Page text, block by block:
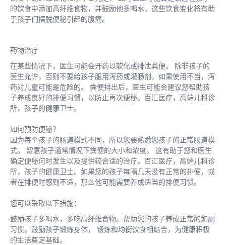
的饮食中添加高纤维食物，并鼓励他多喝水，这些饮食变化将有助
于孩子们摆脱便秘引起的腹痛。
药物治疗
在某些情况下，医生可能会开药以软化或排泄粪便。 除非孩子的
医生允许，否则不要给孩子服用泻药或灌肠剂，如果使用不当，泻
药对儿童可能是危险的。 粪便排出后，医生可能会建议您帮助孩
子养成良好的排便习惯，以防止再次便秘。百汇医疗，高端儿科诊
所，孩子的健康卫士。
如何预防便秘？
因为每个孩子的肠道模式不同，所以您要熟悉您孩子的正常肠道模
式。 留意孩子通常情况下粪便的大小和浓度， 这有助于您和医生
确定便秘何时发生以及提供较合适的治疗。百汇医疗，高端儿科诊
所，孩子的健康卫士。如果您的孩子每隔几天没有正常的排便，或
者在排便时感到不适，那么他可能需要养成适当的排便习惯。
您可以采取以下措施：
鼓励孩子多喝水，多吃高纤维食物。帮助您的孩子养成正常的如厕
习惯。鼓励孩子锻炼身体， 锻炼和均衡饮食相结合，为健康积极
的生活奠定基础。